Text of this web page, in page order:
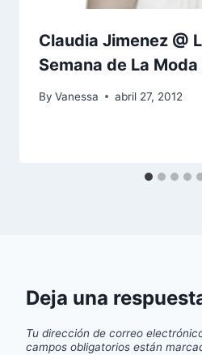
Claudia Jimenez @
Semana de La
By Vanessa abril 27, 2012
Deja una
Tu dirección de correo
campos obligatorios están